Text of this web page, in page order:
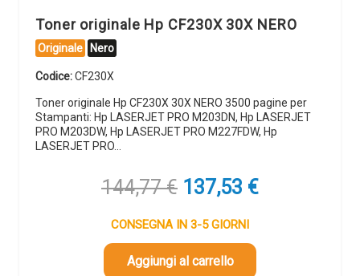
Toner originale Hp CF230X 30X NERO
Originale Nero
Codice:CF230X
Toner originale Hp CF230X 30X NERO 3500 pagine per
Stampanti: Hp LASERJET PRO M203DN, Hp LASERJET
PRO M203DW, Hp LASERJET PRO M227FDW, Hp
LASERJET PRO…
144,77€ Il
originale
era:
144,77 €.
137,53 €Il
CONSEGNA IN 3-5 GIORNI
Aggiungi al carrello